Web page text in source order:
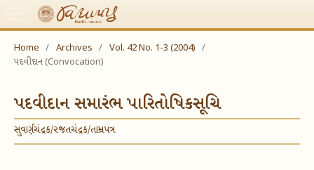
Home / Archives / Vol. 42 No. 1-3 (2004)
/
પદવીદાન (Convocation)
પદવીદાન સમારંભ પારિતોષિકસૂચિ
સુવર્ણચંદ્રક/રજતચંદ્રક/તામ્રપત્ર